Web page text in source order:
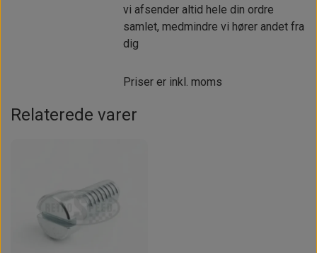
vi afsender altid hele din ordre
samlet, medmindre vi hører andet fra
dig
Priser er inkl. moms
Relaterede varer